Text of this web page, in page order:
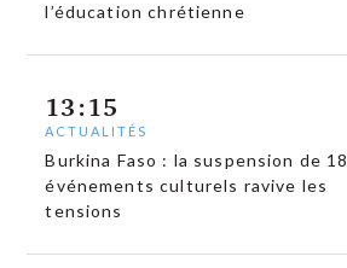
l’éducation chrétienne
13:15
ACTUALITÉS
Burkina Faso : la suspension de 18
événements culturels ravive les
tensions